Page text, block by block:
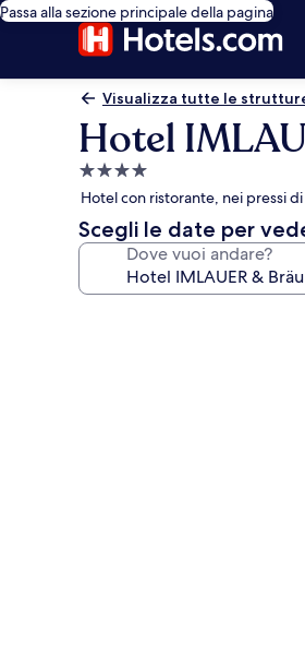
Passa alla sezione principale della pagina
Visualizza tutte le
Hotel
Struttura
a
4.0
stelle
Hotel con ristorante, nei pressi
Scegli le date per
Dove vuoi andare?